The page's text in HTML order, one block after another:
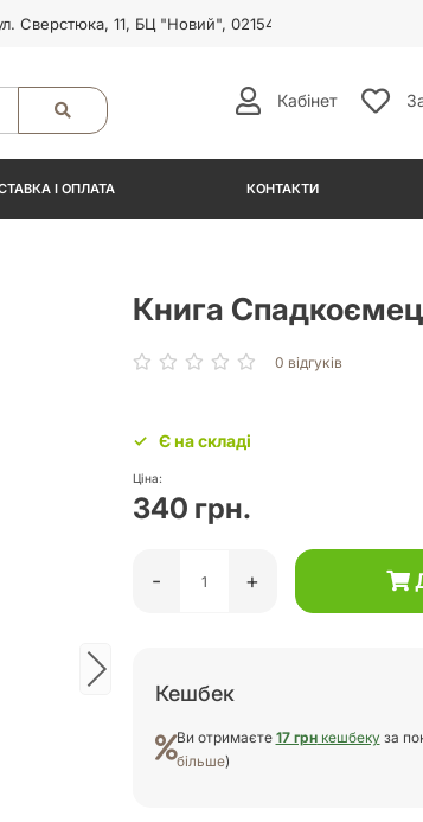
Сверстюка, 11, БЦ "Новий", 02154
Кабінет
І ОПЛАТА КОНТАКТИ
Книга
0 відгуків
Є на складі
Ціна:
340 грн.
- +
Кешбек
Ви отримаєте 17 грнкешбекуза
більше)